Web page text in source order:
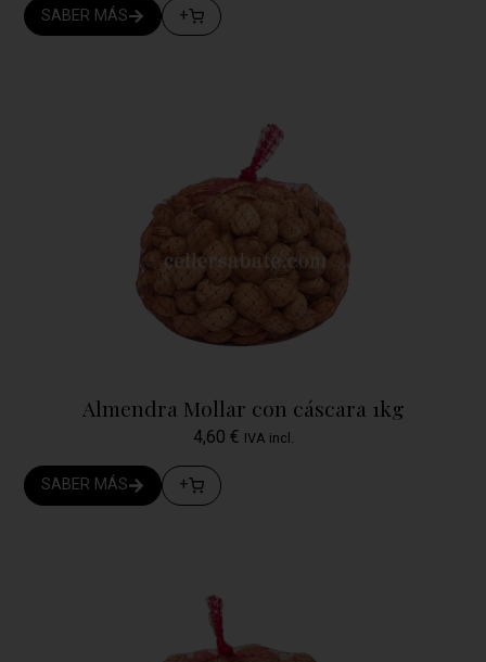
SABER MÁS +
Almendra Mollar con cáscara 1kg
4,60 € IVA incl.
SABER MÁS +